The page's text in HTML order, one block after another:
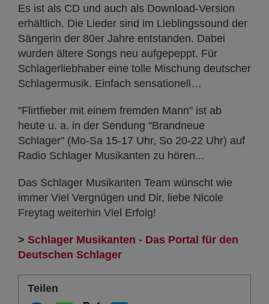
Es ist als CD und auch als Download-Version
erhältlich. Die Lieder sind im Lieblingssound der
Sängerin der 80er Jahre entstanden. Dabei
wurden ältere Songs neu aufgepeppt. Für
Schlagerliebhaber eine tolle Mischung deutscher
Schlagermusik. Einfach sensationell…
"Flirtfieber mit einem fremden Mann" ist ab
heute u. a. in der Sendung "Brandneue
Schlager" (Mo-Sa 15-17 Uhr, So 20-22 Uhr) auf
Radio Schlager Musikanten zu hören...
Das Schlager Musikanten Team wünscht wie
immer Viel Vergnügen und Dir, liebe Nicole
Freytag weiterhin Viel Erfolg!
> Schlager Musikanten - Das Portal für den
Deutschen Schlager
Teilen